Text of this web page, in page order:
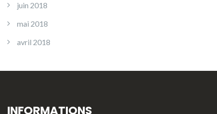
juin 2018
mai 2018
avril 2018
INFORMATIONS